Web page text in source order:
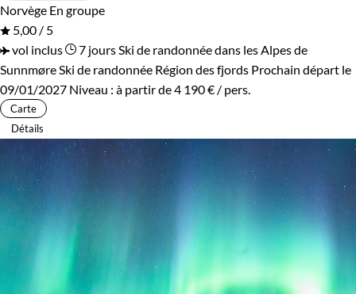
Norvège En groupe
5,00 / 5
vol inclus
7 jours Ski de randonnée dans les Alpes de
Sunnmøre Ski de randonnée Région des fjords Prochain départ le
09/01/2027 Niveau : à partir de4 190 € / pers.
Carte
Détails